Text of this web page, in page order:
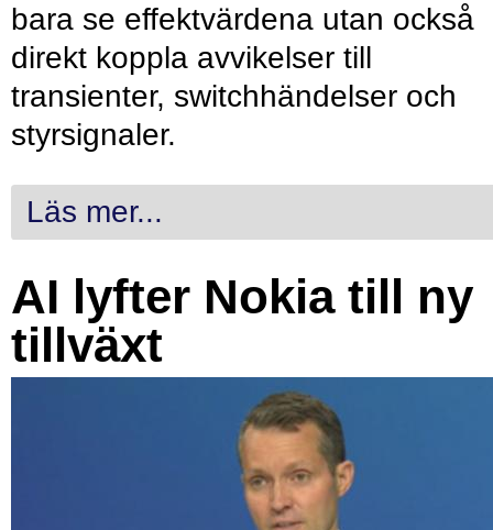
bara se effektvärdena utan också
direkt koppla avvikelser till
transienter, switchhändelser och
styrsignaler.
Läs mer...
AI lyfter Nokia till ny
tillväxt